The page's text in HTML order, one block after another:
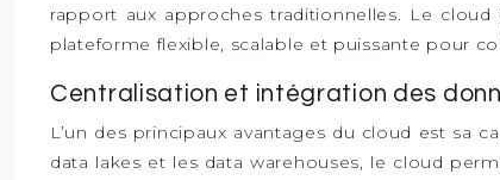
rapport aux approches traditionnelles. Le
plateforme flexible, scalable et puissante pour
Centralisation et intégration des
L’un des principaux avantages du cloud est sa
data lakes et les data warehouses, le cloud